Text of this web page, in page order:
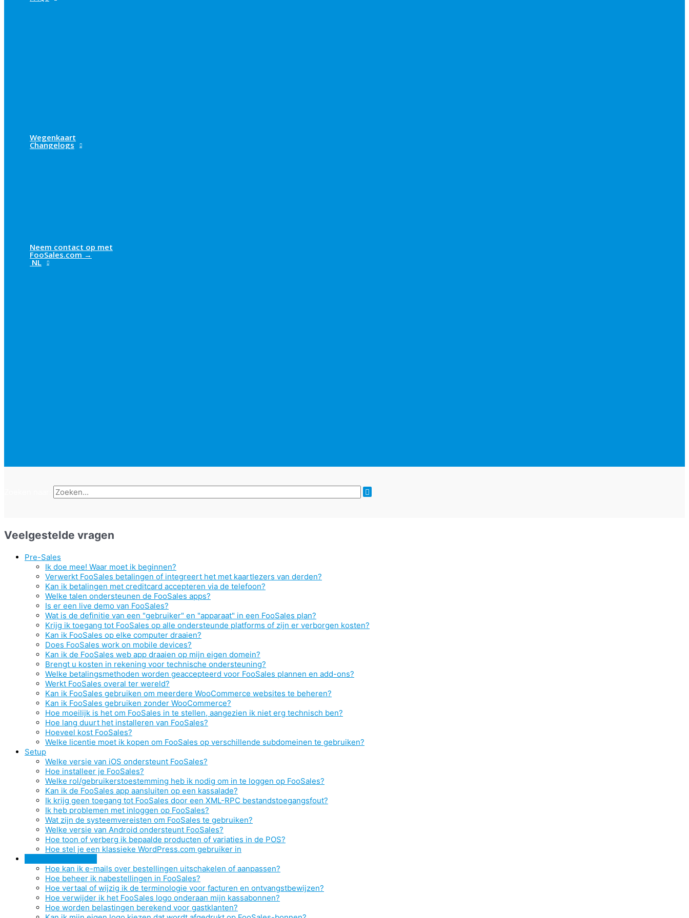
Wegenkaart
Changelogs
Neem contact op met
FooSales.com →
NL
Veelgestelde vragen
Pre-Sales
Ik doe mee! Waar moet ik beginnen?
Verwerkt FooSales betalingen of integreert het met kaartlezers van derden?
Kan ik betalingen met creditcard accepteren via de telefoon?
Welke talen ondersteunen de FooSales apps?
Is er een live demo van FooSales?
Wat is de definitie van een "gebruiker" en "apparaat" in een FooSales plan?
Krijg ik toegang tot FooSales op alle ondersteunde platforms of zijn er verborgen kosten?
Kan ik FooSales op elke computer draaien?
Does FooSales work on mobile devices?
Kan ik de FooSales web app draaien op mijn eigen domein?
Brengt u kosten in rekening voor technische ondersteuning?
Welke betalingsmethoden worden geaccepteerd voor FooSales plannen en add-ons?
Werkt FooSales overal ter wereld?
Kan ik FooSales gebruiken om meerdere WooCommerce websites te beheren?
Kan ik FooSales gebruiken zonder WooCommerce?
Hoe moeilijk is het om FooSales in te stellen, aangezien ik niet erg technisch ben?
Hoe lang duurt het installeren van FooSales?
Hoeveel kost FooSales?
Welke licentie moet ik kopen om FooSales op verschillende subdomeinen te gebruiken?
Setup
Welke versie van iOS ondersteunt FooSales?
Hoe installeer je FooSales?
Welke rol/gebruikerstoestemming heb ik nodig om in te loggen op FooSales?
Kan ik de FooSales app aansluiten op een kassalade?
Ik krijg geen toegang tot FooSales door een XML-RPC bestandstoegangsfout?
Ik heb problemen met inloggen op FooSales?
Wat zijn de systeemvereisten om FooSales te gebruiken?
Welke versie van Android ondersteunt FooSales?
Hoe toon of verberg ik bepaalde producten of variaties in de POS?
Hoe stel je een klassieke WordPress.com gebruiker in
Hoe kan ik e-mails over bestellingen uitschakelen of aanpassen?
Hoe beheer ik nabestellingen in FooSales?
Hoe vertaal of wijzig ik de terminologie voor facturen en ontvangstbewijzen?
Hoe verwijder ik het FooSales logo onderaan mijn kassabonnen?
Hoe worden belastingen berekend voor gastklanten?